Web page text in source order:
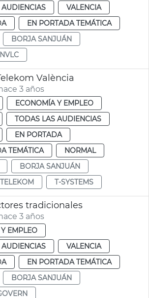
VALENCIA
EN PORTADA TEMÁTICA
BORJA SANJUÁN
València
3 años
ECONOMÍA Y EMPLEO
TODAS LAS AUDIENCIAS
EN PORTADA
TEMÁTICA
NORMAL
BORJA SANJUÁN
T-SYSTEMS
tradicionales
3 años
EMPLEO
VALENCIA
EN PORTADA TEMÁTICA
BORJA SANJUÁN